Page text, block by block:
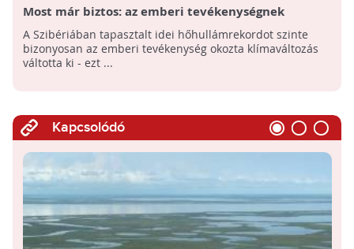
Most már biztos: az emberi tevékenységnek
köszönhető a szibériai hőhullám
A Szibériában tapasztalt idei hőhullámrekordot szinte
bizonyosan az emberi tevékenység okozta klímaváltozás
váltotta ki - ezt ...
Kapcsolódó